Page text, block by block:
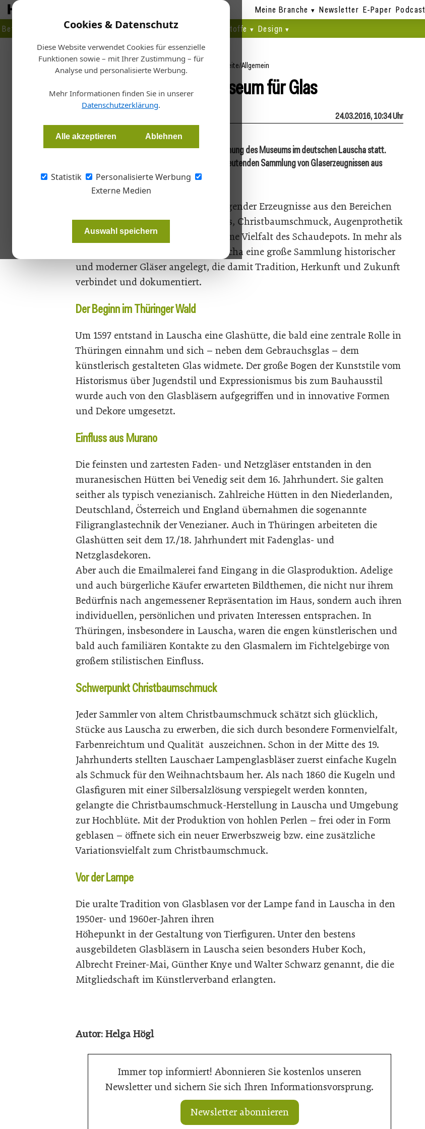
Cookies & Datenschutz
Diese Website verwendet Cookies für essenzielle
Funktionen sowie – mit Ihrer Zustimmung – für
Analyse und personalisierte Werbung.
Mehr Informationen finden Sie in unserer
Datenschutzerklärung.
Alle akzeptieren Ablehnen
Statistik
Personalisierte Werbung
Externe Medien
Auswahl speichern
Meine Branche Newsletter E-Paper Podcast
Betrieb
Planen Bauen Fertigen Bau- + Werkstoffe Design
Startseite/Allgemein
Spezialmuseum für Glas
24.03.2016, 10:34 Uhr
Im April 2014 fand die lang erwartete Neueröffnung des Museums im deutschen Lauscha statt.
Damit hat ein breites Publikum Zugang zur bedeutenden Sammlung von Glaserzeugnissen aus
Lauscha und dem Thüringer Wald bekommen.
Die moderne Präsentation hervorragender Erzeugnisse aus den Bereichen
Hüttenglas, Lampenglas, Studioglas, Christbaumschmuck, Augenprothetik
u. v. a. wird ergänzt durch die enorme Vielfalt des Schaudepots. In mehr als
über hundert Jahren wurde in Lauscha eine große Sammlung historischer
und moderner Gläser angelegt, die damit Tradition, Herkunft und Zukunft
verbindet und dokumentiert.
Der Beginn im Thüringer Wald
Um 1597 entstand in Lauscha eine Glashütte, die bald eine zentrale Rolle in
Thüringen einnahm und sich – neben dem Gebrauchsglas – dem
künstlerisch gestalteten Glas widmete. Der große Bogen der Kunststile vom
Historismus über Jugendstil und Expressionismus bis zum Bauhausstil
wurde auch von den Glasbläsern aufgegriffen und in innovative Formen
und Dekore umgesetzt.
Einfluss aus Murano
Die feinsten und zartesten Faden- und Netzgläser entstanden in den
muranesischen Hütten bei Venedig seit dem 16. Jahrhundert. Sie galten
seither als typisch venezianisch. Zahlreiche Hütten in den Niederlanden,
Deutschland, Österreich und England übernahmen die sogenannte
Filigranglastechnik der Venezianer. Auch in Thüringen arbeiteten die
Glashütten seit dem 17./18. Jahrhundert mit Fadenglas- und
Netzglasdekoren.
Aber auch die Emailmalerei fand Eingang in die Glasproduktion. Adelige
und auch bürgerliche Käufer erwarteten Bildthemen, die nicht nur ihrem
Bedürfnis nach angemessener Repräsentation im Haus, sondern auch ihren
individuellen, persönlichen und privaten Interessen entsprachen. In
Thüringen, insbesondere in Lauscha, waren die engen künstlerischen und
bald auch familiären Kontakte zu den Glasmalern im Fichtelgebirge von
großem stilistischen Einfluss.
Schwerpunkt Christbaumschmuck
Jeder Sammler von altem Christbaumschmuck schätzt sich glücklich,
Stücke aus Lauscha zu erwerben, die sich durch besondere Formenvielfalt,
Farbenreichtum und Qualität auszeichnen. Schon in der Mitte des 19.
Jahrhunderts stellten Lauschaer Lampenglasbläser zuerst einfache Kugeln
als Schmuck für den Weihnachtsbaum her. Als nach 1860 die Kugeln und
Glasfiguren mit einer Silbersalzlösung verspiegelt werden konnten,
gelangte die Christbaumschmuck-Herstellung in Lauscha und Umgebung
zur Hochblüte. Mit der Produktion von hohlen Perlen – frei oder in Form
geblasen – öffnete sich ein neuer Erwerbszweig bzw. eine zusätzliche
Variationsvielfalt zum Christbaumschmuck.
Vor der Lampe
Die uralte Tradition von Glasblasen vor der Lampe fand in Lauscha in den
1950er- und 1960er-Jahren ihren
Höhepunkt in der Gestaltung von Tierfiguren. Unter den bestens
ausgebildeten Glasbläsern in Lauscha seien besonders Huber Koch,
Albrecht Freiner-Mai, Günther Knye und Walter Schwarz genannt, die die
Mitgliedschaft im Künstlerverband erlangten.
Autor: Helga Högl
Immer top informiert! Abonnieren Sie kostenlos unseren
Newsletter und sichern Sie sich Ihren Informationsvorsprung.
Newsletter abonnieren